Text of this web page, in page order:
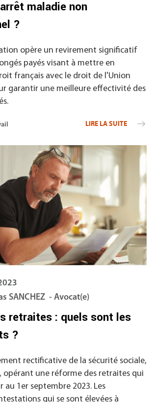
maladie non
?
opère un revirement significatif
payés visant à mettre en
français avec le droit de l'Union
garantir une meilleure effectivité des
LIRE LA SUITE
SANCHEZ - Avocat(e)
retraites : quels sont les
?
rectificative de la sécurité sociale,
opérant une réforme des retraites qui
au 1er septembre 2023. Les
qui se sont élevées à